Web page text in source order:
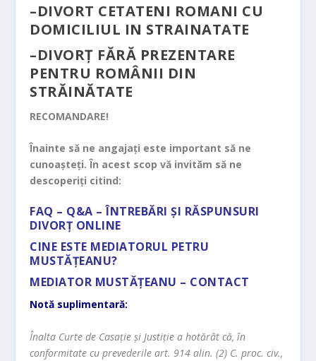
–DIVORT CETATENI ROMANI CU
DOMICILIUL IN STRAINATATE
–DIVORȚ FĂRĂ PREZENTARE
PENTRU ROMÂNII DIN
STRĂINĂTATE
RECOMANDARE!
Înainte să ne angajați este important să ne
cunoașteți. În acest scop vă invităm să ne
descoperiți citind:
FAQ – Q&A – ÎNTREBĂRI ȘI RĂSPUNSURI
DIVORȚ ONLINE
CINE ESTE MEDIATORUL PETRU
MUSTĂȚEANU?
MEDIATOR MUSTĂȚEANU – CONTACT
Notă suplimentară:
Înalta Curte de Casaţie şi Justiţie a hotărât că, în
conformitate cu prevederile art. 914 alin. (2) C. proc. civ.,